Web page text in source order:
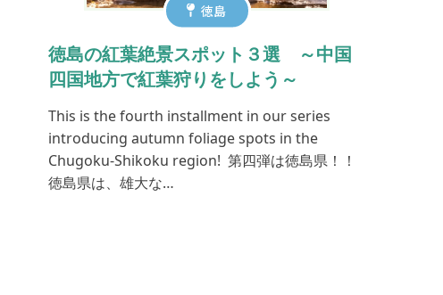
徳島
徳島の紅葉絶景スポット３選 ～中国
四国地方で紅葉狩りをしよう～
This is the fourth installment in our series
introducing autumn foliage spots in the
Chugoku-Shikoku region! 第四弾は徳島県！！
徳島県は、雄大な…